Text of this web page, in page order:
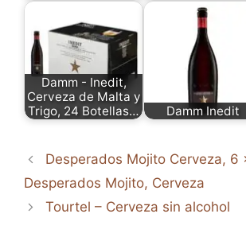
Damm - Inedit,
Cerveza de Malta y
Trigo, 24 Botellas…
Damm Inedit
Desperados Mojito Cerveza, 6
Desperados Mojito, Cerveza
Tourtel – Cerveza sin alcohol